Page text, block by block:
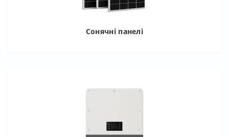
Сонячні панелі